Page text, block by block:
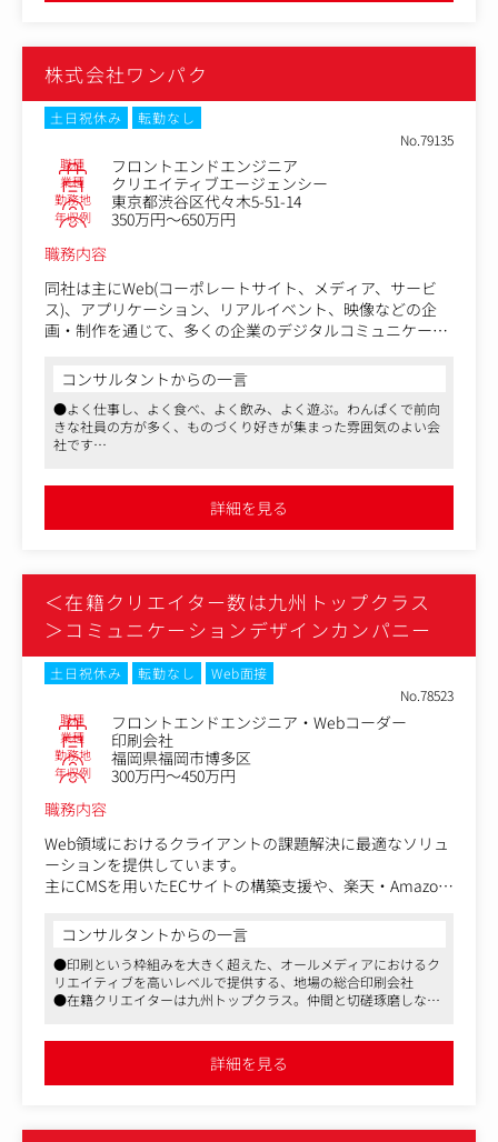
UIカタログ：Storybook
テスト：React Testing Library / Playwright / Jest / MSW
CI/CD：GitHub Actions / CodePipeline
（ご担当いただくプロダクトについて）
●SEARCH WRITE / SaaS型Webマーケティング支援ツール
SEOの成果を最大化するため、戦略設計から施策立案、成
果記録まで行える運用特化型のSEOツールです。
リリースから約2年で「ITreview Grid Award 2021 Fall」のS
EOツール部門において「Leader」を受賞。
現在はコンテンツマーケティング特化のSaaSから現在デジ
タルマーケティングAIエージェントに向けて鋭意開発中で
●Cast Me! / インフルエンサーマーケティングのプラット
フォーム
12,000名を超えるインフルエンサーを保有するインフルエ
ンサープラットフォームを軸としたSNS支援サービスで
これまで3500社のお客様と50,000件を超えるマッチングを
す。
変更の範囲：有（会社が定める業務）
株式会社ワンパク
土日祝休み
転勤なし
No.79135
職種 フロントエンドエンジニア
業種 クリエイティブエージェンシー
勤務地 東京都渋谷区代々木5-51-14
年収例
350万円～650万円
職務内容
同社は主にWeb(コーポレートサイト、メディア、サービ
ス)、アプリケーション、リアルイベント、映像などの企
画・制作を通じて、多くの企業のデジタルコミュニケーシ
価値を提供し続けています。
案件のほとんどが国内外の大手企業との直接取引のためや
りがいが大きく、このようなプロジェクトの中で戦略・企
画段階から携わり、情報設計、JS・HTML・CSSの設計や
ニアの方を募集しています。
●制作物のフィージビリティ検証、実装、テスト
●HTML/CSSマークアップ
【携わる領域】
●企業ブランディング(CIデザイン・リブランディング)
●大規模なコーポレートサイト構築
●企業メディアサイト構築
●Webアプリ、スマートフォンアプリケーション開発
●デジタル端末サービス
コンサルタントからの一言
●よく仕事し、よく食べ、よく飲み、よく遊ぶ。わんぱくで前向
きな社員の方が多く、ものづくり好きが集まった雰囲気のよい会
社です
●Web制作に限らずアウトプットがインタラクティブコンテンツ
や動画、グラフィック、イベントなどに及ぶこともあります
詳細を見る
＜在籍クリエイター数は九州トップクラス
＞コミュニケーションデザインカンパニー
土日祝休み 転勤なし
Web面接
No.78523
職種 フロントエンドエンジニア・Webコーダー
業種 印刷会社
勤務地 福岡県福岡市博多区
年収例
300万円～450万円
職務内容
Web領域におけるクライアントの課題解決に最適なソリュ
ーションを提供しています。
主にCMSを用いたECサイトの構築支援や、楽天・Amazon
ンテンツのフロントエンド開発・設計・実装および運用業
務を幅広く手掛けています。
従来の「作って終わり」ではなく、制作後の運用フェーズ
まで責任を持ってサポートする体制が特徴です。
イトやキャンペーンサイト、ブランドサイトなど、多彩な
Webサイトのフロントエンド開発に携わることができま
コンサルタントからの一言
●印刷という枠組みを大きく超えた、オールメディアにおけるク
リエイティブを高いレベルで提供する、地場の総合印刷会社
●在籍クリエイターは九州トップクラス。仲間と切磋琢磨しなが
元気にするというやりがいを感じることができます
詳細を見る